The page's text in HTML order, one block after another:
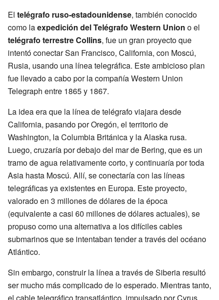
El telégrafo ruso-estadounidense, también conocido
como laexpedición del Telégrafo Western Union o el
telégrafo terrestre Collins, fue un gran proyecto que
intentó conectar San Francisco, California, con Moscú,
Rusia, usando una línea telegráfica. Este ambicioso plan
fue llevado a cabo por la compañía Western Union
Telegraph entre 1865 y 1867.
La idea era que la línea de telégrafo viajara desde
California, pasando por Oregón, el territorio de
Washington, la Columbia Británica y la Alaska rusa.
Luego, cruzaría por debajo del mar de Bering, que es un
tramo de agua relativamente corto, y continuaría por toda
Asia hasta Moscú. Allí, se conectaría con las líneas
telegráficas ya existentes en Europa. Este proyecto,
valorado en 3 millones de dólares de la época
(equivalente a casi 60 millones de dólares actuales), se
propuso como una alternativa a los difíciles cables
submarinos que se intentaban tender a través del océano
Atlántico.
Sin embargo, construir la línea a través de Siberia resultó
ser mucho más complicado de lo esperado. Mientras tanto,